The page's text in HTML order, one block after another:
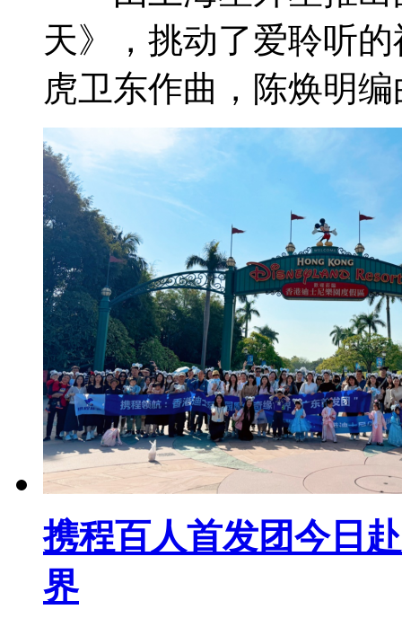
天》，挑动了爱聆听
虎卫东作曲，陈焕明
携程百人首发团今日
界